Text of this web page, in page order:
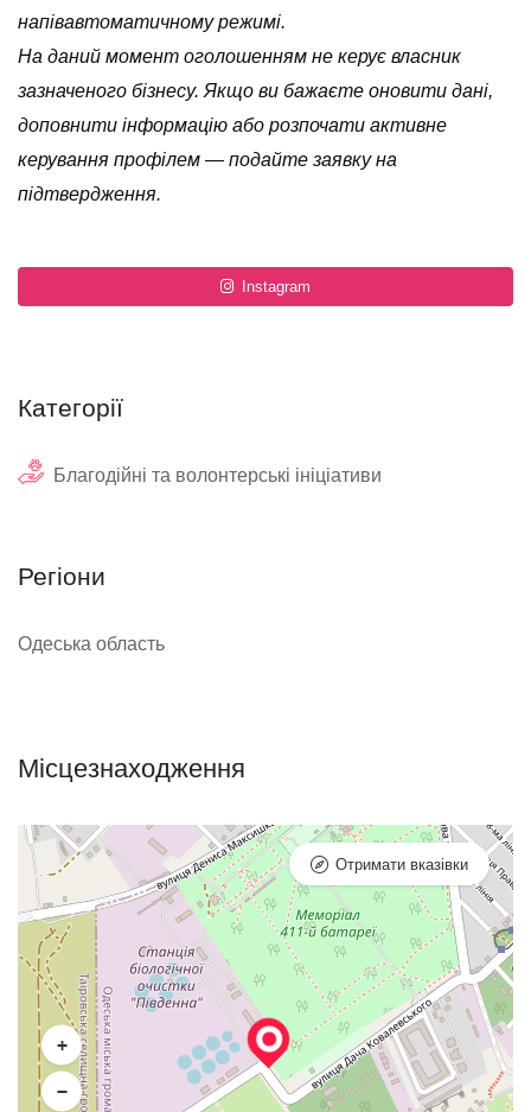
напівавтоматичному режимі.
На даний момент оголошенням не керує власник
зазначеного бізнесу. Якщо ви бажаєте оновити дані,
доповнити інформацію або розпочати активне
керування профілем — подайте заявку на
підтвердження.
Instagram
Категорії
Благодійні та волонтерські ініціативи
Регіони
Одеська область
Місцезнаходження
+
−
Отримати вказівки